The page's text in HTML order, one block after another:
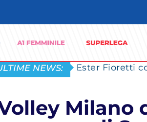
NEWS: Ester Fioretti